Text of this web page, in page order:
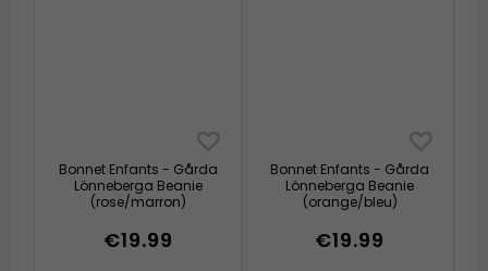
Bonnet Enfants - Gårda
Lönneberga Beanie
(rose/marron)
€19.99
Bonnet Enfants - Gårda
Lönneberga Beanie
(orange/bleu)
€19.99